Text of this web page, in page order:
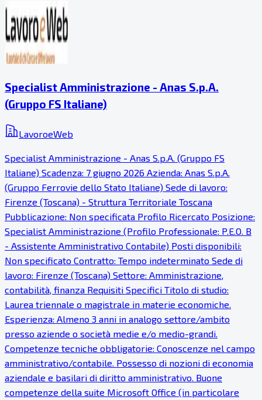
Specialist Amministrazione - Anas S.p.A.
(Gruppo FS Italiane)
LavoroeWeb
Specialist Amministrazione - Anas S.p.A. (Gruppo FS
Italiane) Scadenza: 7 giugno 2026 Azienda: Anas S.p.A.
(Gruppo Ferrovie dello Stato Italiane) Sede di lavoro:
Firenze (Toscana) - Struttura Territoriale Toscana
Pubblicazione: Non specificata Profilo Ricercato Posizione:
Specialist Amministrazione (Profilo Professionale: P.E.O. B
- Assistente Amministrativo Contabile) Posti disponibili:
Non specificato Contratto: Tempo indeterminato Sede di
lavoro: Firenze (Toscana) Settore: Amministrazione,
contabilità, finanza Requisiti Specifici Titolo di studio:
Laurea triennale o magistrale in materie economiche.
Esperienza: Almeno 3 anni in analogo settore/ambito
presso aziende o società medie e/o medio-grandi.
Competenze tecniche obbligatorie: Conoscenze nel campo
amministrativo/contabile. Possesso di nozioni di economia
aziendale e basilari di diritto amministrativo. Buone
competenze della suite Microsoft Office (in particolare